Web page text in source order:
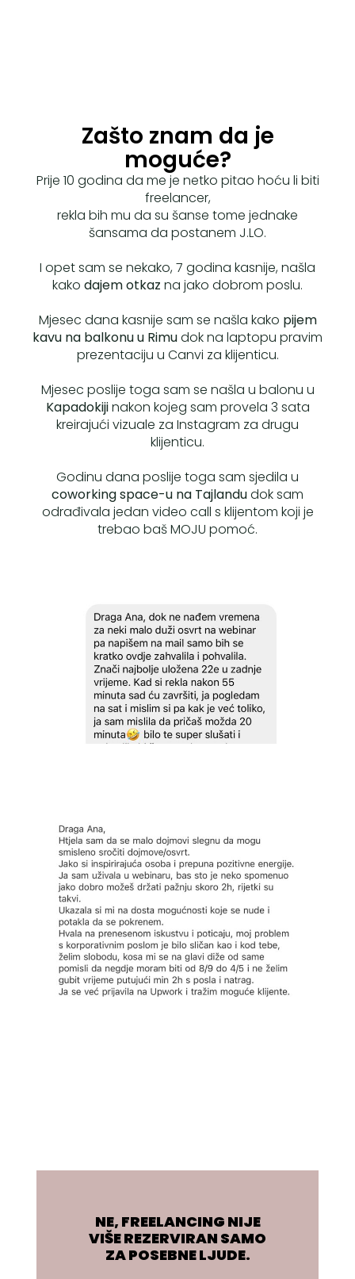
Zašto znam da je
moguće?
Prije 10 godina da me je netko pitao hoću li biti
freelancer,
rekla bih mu da su šanse tome jednake
šansama da postanem J.LO.
I opet sam se nekako, 7 godina kasnije, našla
kako dajem otkaz na jako dobrom poslu.
Mjesec dana kasnije sam se našla kako pijem
kavu na balkonu u Rimudok na laptopu pravim
prezentaciju u Canvi za klijenticu.
Mjesec poslije toga sam se našla u balonu u
Kapadokijinakon kojeg sam provela 3 sata
kreirajući vizuale za Instagram za drugu
klijenticu.
Godinu dana poslije toga sam sjedila u
coworking space-u na Tajlandudok sam
odrađivala jedan video call s klijentom koji je
trebao baš MOJU pomoć.
NE, FREELANCING NIJE
VIŠE REZERVIRAN SAMO
ZA POSEBNE LJUDE.